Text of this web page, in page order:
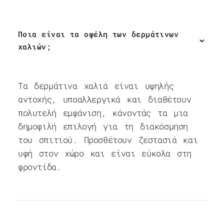
Ποια είναι τα οφέλη των δερμάτινων
χαλιών;
Τα δερμάτινα χαλιά είναι υψηλής
αντοχής, υποαλλεργικά και διαθέτουν
πολυτελή εμφάνιση, κάνοντάς τα μια
δημοφιλή επιλογή για τη διακόσμηση
του σπιτιού. Προσθέτουν ζεστασιά και
υφή στον χώρο και είναι εύκολα στη
φροντίδα.